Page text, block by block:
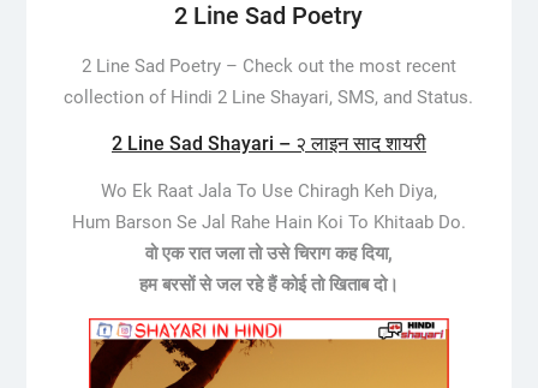
2 Line Sad Poetry
2 Line Sad Poetry – Check out the most recent
collection of Hindi 2 Line Shayari, SMS, and Status.
2 Line Sad Shayari – २ लाइन साद शायरी
Wo Ek Raat Jala To Use Chiragh Keh Diya,
Hum Barson Se Jal Rahe Hain Koi To Khitaab Do.
वो एक रात जला तो उसे चिराग कह दिया,
हम बरसों से जल रहे हैं कोई तो खिताब दो।